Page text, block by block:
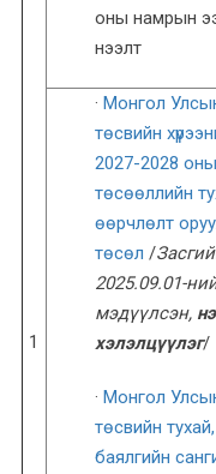
1
оны намрын
нээлт
· Монгол
төсвийн
2027-2028
төсөөллийн
өөрчлөлт
төсөл /
2025.09.01-н
мэдүүлсэн,
хэлэлцүүлэг/
· Монгол
төсвийн тухай,
баялгийн